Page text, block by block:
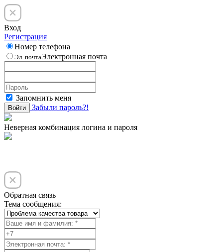
Вход
Регистрация
Номер телефона
Эл. почтаЭлектронная почта
Запомнить меня
Войти Забыли пароль?!
Неверная комбинация логина и пароля
Обратная связь
Тема сообщения: